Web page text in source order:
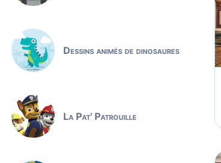
Dessins animés de dinosaures
La Pat' Patrouille